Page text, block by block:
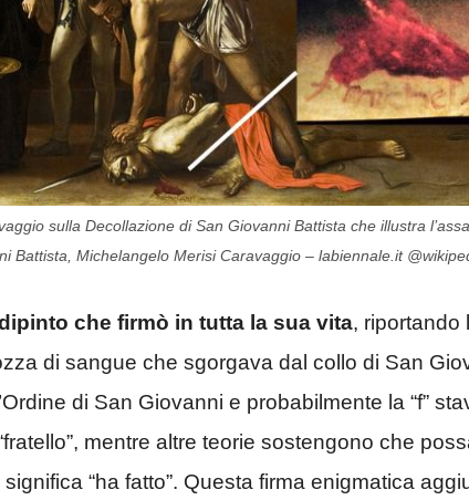
sulla Decollazione di San Giovanni Battista che illustra
Battista, Michelangelo Merisi Caravaggio – labiennale.it
che firmò in tutta la sua vita, riportando
di sangue che sgorgava dal collo di San
di San Giovanni e probabilmente la “f”
mentre altre teorie sostengono che
“ha fatto”. Questa firma enigmatica